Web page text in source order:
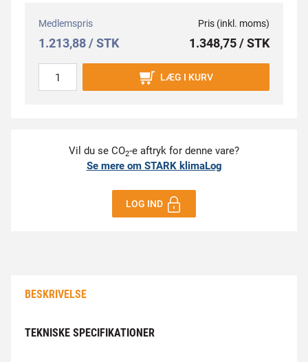
Medlemspris
1.213,88 / STK
Pris (inkl. moms)
1.348,75 / STK
LÆG I KURV
Vil du se CO2-e aftryk for denne vare?
Se mere om STARK klimaLog
LOG IND
BESKRIVELSE
TEKNISKE SPECIFIKATIONER